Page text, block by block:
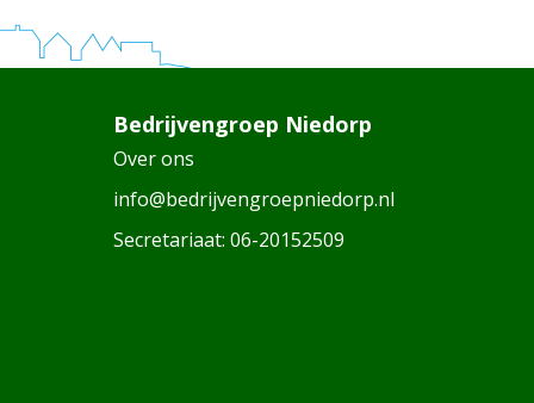
Bedrijvengroep Niedorp
Over ons
info@bedrijvengroepniedorp.nl
Secretariaat: 06-20152509